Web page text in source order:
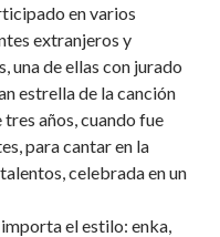
en varios
extranjeros y
una de ellas con jurado
estrella de la canción
años, cuando fue
para cantar en la
celebrada en un
el estilo: enka,